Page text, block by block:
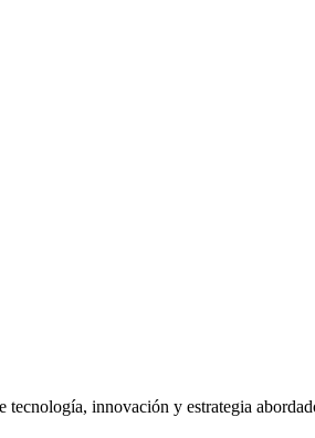
tecnología, innovación y estrategia